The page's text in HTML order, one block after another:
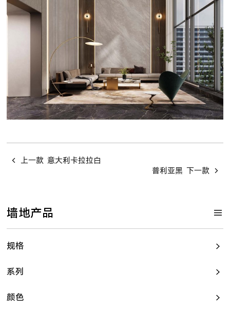
上一款 意大利卡拉拉白
普利亚黑 下一款
墙地产品
规格
系列
颜色